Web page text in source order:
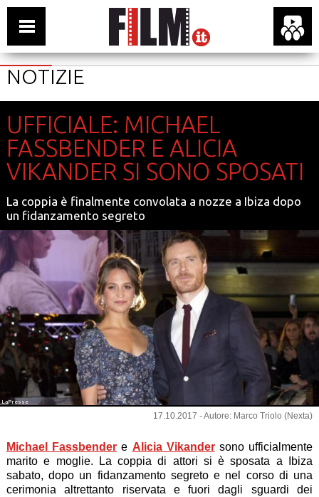
NOTIZIE
UFFICIALE: MICHAEL
FASSBENDER E ALICIA
VIKANDER SI SONO SPOSATI
La coppia è finalmente convolata a nozze a Ibiza dopo
un fidanzamento segreto
LaPresse
17.10.2017 - Autore: Marco Triolo (Nexta)
Michael Fassbender e Alicia Vikandersono ufficialmente
marito e moglie. La coppia di attori si è sposata a Ibiza
sabato, dopo un fidanzamento segreto e nel corso di una
cerimonia altrettanto riservata e fuori dagli sguardi dei